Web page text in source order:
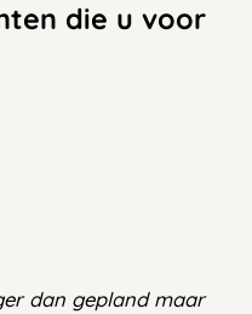
die u voor
dan gepland maar